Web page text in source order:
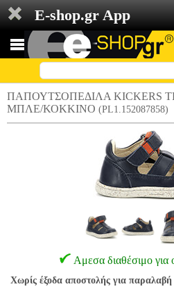
E-shop.gr App
ΠΑΠΟΥΤΣΟΠΕΔΙΛΑ KICKERS
ΜΠΛΕ/ΚΟΚΚΙΝΟ (PL1.152087858)
Αμεσα διαθέσιμο για
Χωρίς έξοδα αποστολής για